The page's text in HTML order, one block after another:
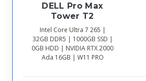
DELL Pro Max
Tower T2
Intel Core Ultra 7 265 |
32GB DDR5 | 1000GB SSD |
0GB HDD | NVIDIA RTX 2000
Ada 16GB | W11 PRO